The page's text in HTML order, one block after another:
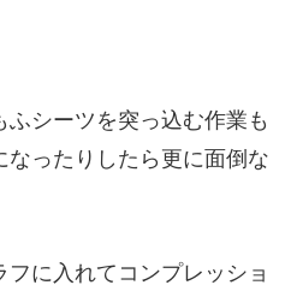
シーツを突っ込む作業も
なったりしたら更に面倒な
に入れてコンプレッショ